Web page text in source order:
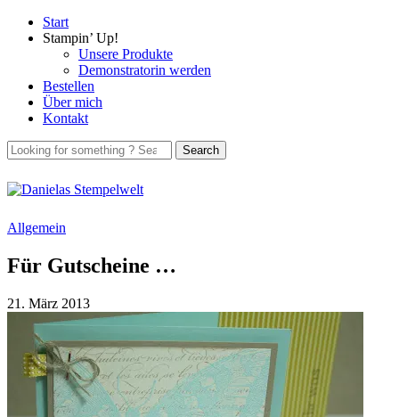
Start
Stampin’ Up!
Unsere Produkte
Demonstratorin werden
Bestellen
Über mich
Kontakt
Allgemein
Für Gutscheine …
21. März 2013